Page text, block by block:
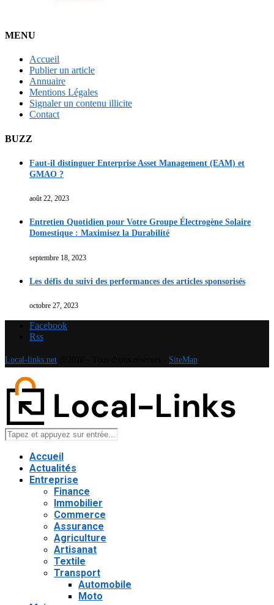
MENU
Accueil
Publier un article
Annuaire
Mentions Légales
Signaler un contenu illicite
Contact
BUZZ
Faut-il distinguer Enterprise Asset Management (EAM) et
GMAO ?
août 22, 2023
Entretien Quotidien pour Votre Groupe Électrogène Solaire
Domestique : Maximisez la Durabilité
septembre 18, 2023
Les défis du suivi des performances des articles sponsorisés
octobre 27, 2023
Facebook
Rss
Local-links.net SiteMap
Accueil
Actualités
Entreprise
Finance
Immobilier
Commerce
Assurance
Agriculture
Artisanat
Textile
Transport
Automobile
Moto